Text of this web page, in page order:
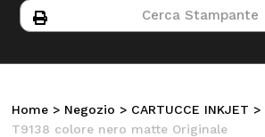
Home > Negozio > CARTUCCE INKJET >
T9138 colore nero matte Originale